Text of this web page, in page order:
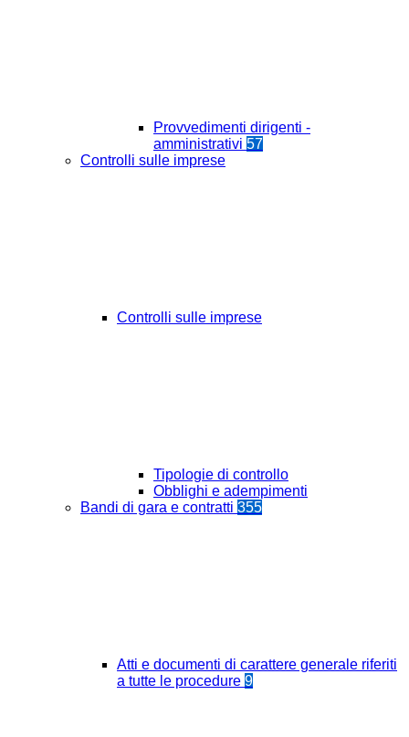
Provvedimenti dirigenti -
amministrativi 57
Controlli sulle imprese
Controlli sulle imprese
Tipologie di controllo
Obblighi e adempimenti
Bandi di gara e contratti 355
Atti e documenti di carattere generale riferiti
a tutte le procedure 9